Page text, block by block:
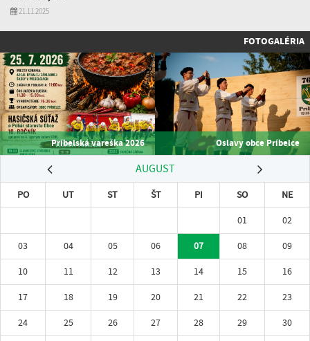
21.11.2025
FOTOGALÉRIA
Príbelská vareška 2026 Oslavy obce Príbelce
AUGUST
PO UT ST ŠT PI SO
NE
01
02
03
04 05 06 07 08
09
10
11 12 13 14 15
16
17
18 19 20 21 22
23
24
25 26 27 28 29
30